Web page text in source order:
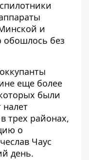
и
обошлось без
еще более
были
налет
трех районах,
о
Чаус
день.